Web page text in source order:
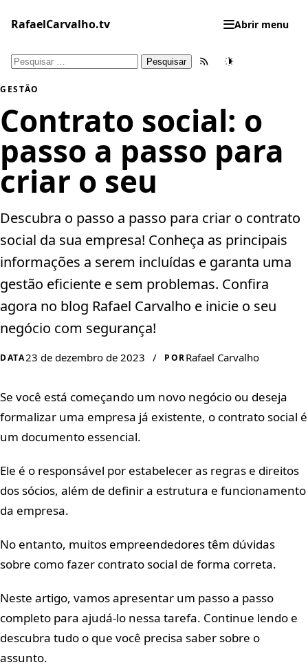
para
conteúdo
RafaelCarvalho.tv Abrir menu
Pesquisar
Feed RSSTema
GESTÃO
Contrato social: o
passo a passo para
criar o seu
Descubra o passo a passo para criar o contrato
social da sua empresa! Conheça as principais
informações a serem incluídas e garanta uma
gestão eficiente e sem problemas. Confira
agora no blog Rafael Carvalho e inicie o seu
negócio com segurança!
DATA23 de dezembro de 2023 / PORRafael Carvalho
Se você está começando um novo negócio ou deseja
formalizar uma empresa já existente, o contrato social é
um documento essencial.
Ele é o responsável por estabelecer as regras e direitos
dos sócios, além de definir a estrutura e funcionamento
da empresa.
No entanto, muitos empreendedores têm dúvidas
sobre como fazer contrato social de forma correta.
Neste artigo, vamos apresentar um passo a passo
completo para ajudá-lo nessa tarefa. Continue lendo e
descubra tudo o que você precisa saber sobre o
assunto.